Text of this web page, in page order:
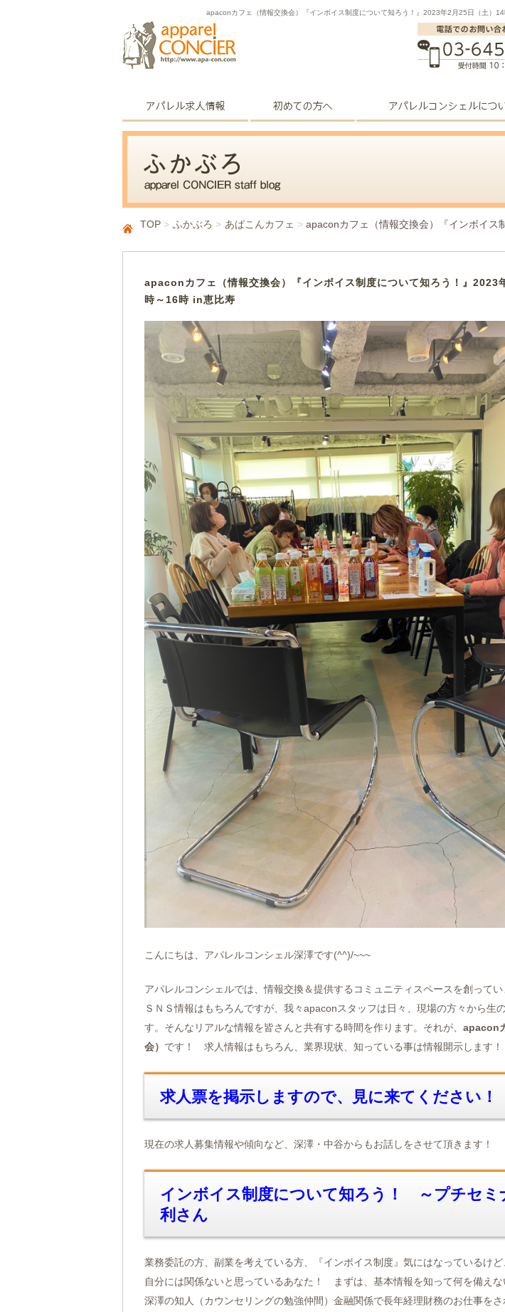
apaconカフェ（情報交換会）『インボイス制度について知ろう！』2023年2月25日（土）
TOP ふかぶろ あぱこんカフェ apaconカフェ（情報交換会）『インボイ
apaconカフェ（情報交換会）『インボイス制度について知ろう！』2023
時～16時 in恵比寿
こんにちは、アパレルコンシェル深澤です(^^)/~~~
アパレルコンシェルでは、情報交換＆提供するコミュニティスペースを創って
ＳＮＳ情報はもちろんですが、我々apaconスタッフは日々、現場の方々から生
す。そんなリアルな情報を皆さんと共有する時間を作ります。それが、 apacon
会） です！ 求人情報はもちろん、業界現状、知っている事は情報開示します！
求人票を掲示しますので、見に来てください！
現在の求人募集情報や傾向など、深澤・中谷からもお話しをさせて頂きます！
インボイス制度について知ろう！ ～プチセ
利さん
業務委託の方、副業を考えている方、『インボイス制度』気にはなっているけど
自分には関係ないと思っているあなた！ まずは、基本情報を知って何を備えな
深澤の知人（カウンセリングの勉強仲間）金融関係で長年経理財務のお仕事をさ